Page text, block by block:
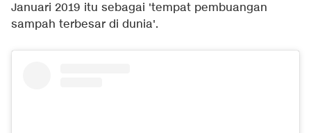
Januari 2019 itu sebagai 'tempat pembuangan
sampah terbesar di dunia'.